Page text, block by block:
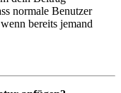
normale Benutzer
bereits jemand